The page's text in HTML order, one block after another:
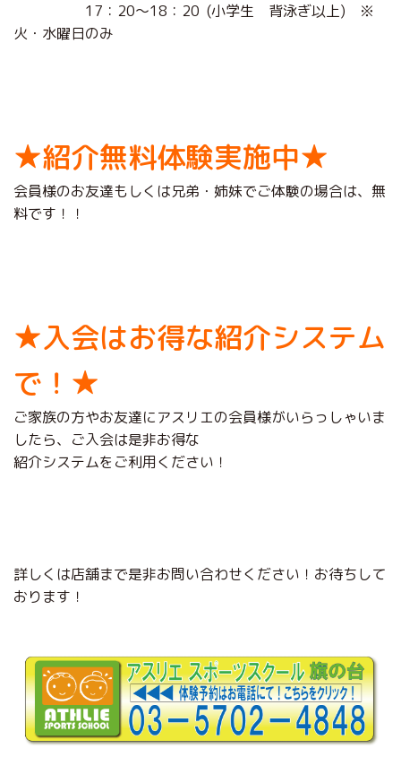
17：20～18：20 (小学生 背泳ぎ以上) ※
火・水曜日のみ
★紹介無料体験実施中★
会員様のお友達もしくは兄弟・姉妹でご体験の場合は、無
料です！！
★入会はお得な紹介システム
で！★
ご家族の方やお友達にアスリエの会員様がいらっしゃいま
したら、ご入会は是非お得な
紹介システムをご利用ください！
詳しくは店舗まで是非お問い合わせください！お待ちして
おります！